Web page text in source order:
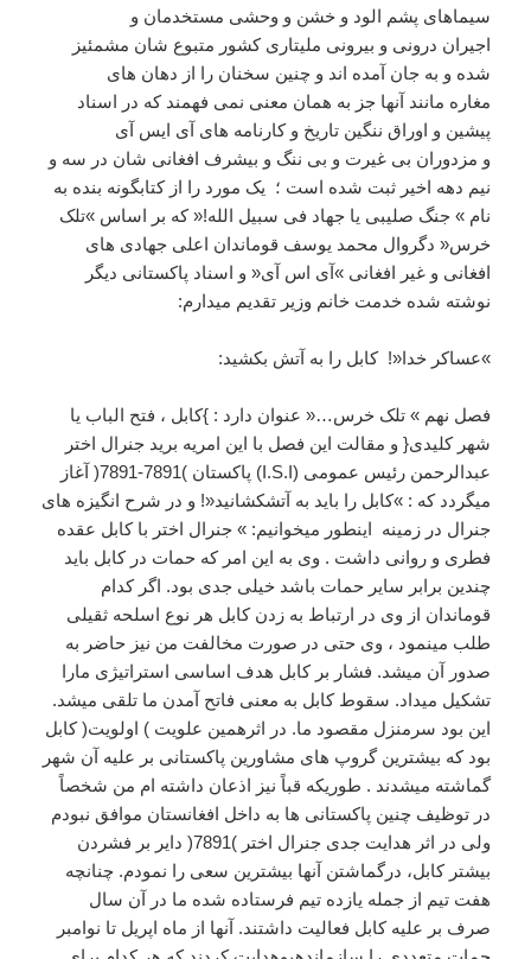
سیماهای پشم الود و خشن و وحشی مستخدمان و
اجیران درونی و بیرونی ملیتاری کشور متبوع شان مشمئیز
شده و به جان آمده اند و چنین سخنان را از دهان های
مغاره مانند آنها جز به همان معنی نمی فهمند که در اسناد
پیشین و اوراق ننگین تاریخ و کارنامه های آی ایس آی
و مزدوران بی غیرت و بی ننگ و بیشرف افغانی شان در سه و
نیم دهه اخیر ثبت شده است ؛ یک مورد را از کتابگونه بنده به
نام » جنگ صلیبی یا جهاد فی سبیل الله!« که بر اساس »تلک
خرس« دگروال محمد یوسف قوماندان اعلی جهادی های
افغانی و غیر افغانی »آی اس آی« و اسناد پاکستانی دیگر
نوشته شده خدمت خانم وزیر تقدیم میدارم:
»عساکر خدا«! کابل را به آتش بکشید:
فصل نهم » تلک خرس…« عنوان دارد : }کابل ، فتح الباب یا
شهر کلیدی{ و مقالت این فصل با این امریه برید جنرال اختر
عبدالرحمن رئیس عمومی (I.S.I) پاکستان )7891-7891( آغاز
میگردد که : »کابل را باید به آتشکشانید«! و در شرح انگیزه های
جنرال در زمینه اینطور میخوانیم: » جنرال اختر با کابل عقده
فطری و روانی داشت . وی به این امر که حمات در کابل باید
چندین برابر سایر حمات باشد خیلی جدی بود. اگر کدام
قوماندان از وی در ارتباط به زدن کابل هر نوع اسلحه ثقیلی
طلب مینمود ، وی حتی در صورت مخالفت من نیز حاضر به
صدور آن میشد. فشار بر کابل هدف اساسی استراتیژی مارا
تشکیل میداد. سقوط کابل به معنی فاتح آمدن ما تلقی میشد.
این بود سرمنزل مقصود ما. در اثرهمین علویت ) اولویت( کابل
بود که بیشترین گروپ های مشاورین پاکستانی بر علیه آن شهر
گماشته میشدند . طوریکه قباً نیز اذعان داشته ام من شخصاً
در توظیف چنین پاکستانی ها به داخل افغانستان موافق نبودم
ولی در اثر هدایت جدی جنرال اختر )7891( دایر بر فشردن
بیشتر کابل، درگماشتن آنها بیشترین سعی را نمودم. چنانچه
هفت تیم از جمله یازده تیم فرستاده شده ما در آن سال
صرف بر علیه کابل فعالیت داشتند. آنها از ماه اپریل تا نوامبر